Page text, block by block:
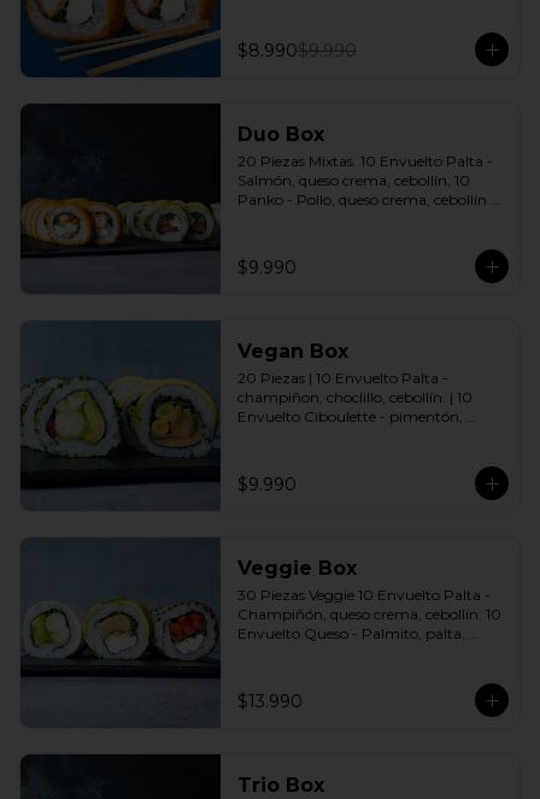
$8.990$9.990
Duo Box
20 Piezas Mixtas. 10 Envuelto Palta -
Salmón, queso crema, cebollín, 10
Panko - Pollo, queso crema, cebollín
$9.990
Vegan Box
20 Piezas | 10 Envuelto Palta -
champiñon, choclillo, cebollín. | 10
Envuelto Ciboulette - pimentón,
palitos
$9.990
Veggie Box
30 Piezas Veggie 10 Envuelto Palta -
Champiñón, queso crema, cebollín. 10
Envuelto Queso - Palmito, palta,
Incluye: 3 Salsas a elección soya o
agridulce Bless + 2 palitos
$13.990
Trio Box